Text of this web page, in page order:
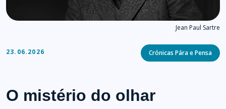
Jean Paul Sartre
23.06.2026 Categories
Crónicas Pára e Pensa
O mistério do olhar